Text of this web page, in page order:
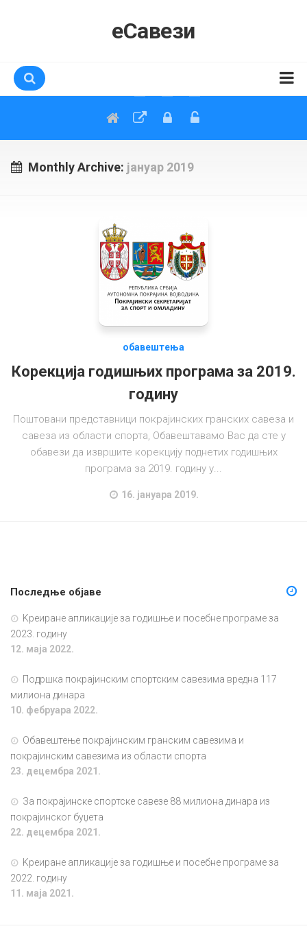
еСавези
Документи
Ажурирање података
Такмичарски спортови
Области спорта
Школски спорт
Универзитетски спорт
Спорт за све
Спорт особа са инвалидитетом
Рекреација и фитнес
Годишњи и посебни програми
Огласна табла
У припреми
Контакт
Monthly Archive: јануар 2019
обавештења
Корекција годишњих програма за 2019.
годину
Поштовани представници покрајинских гранских савеза и
савеза из области спорта, Обавештавамо Вас да сте у
обавези да извршите корекцију поднетих годишњих
програма за 2019. годину у...
16. јануара 2019.
Последње објаве
Kреиране апликације за годишње и посебне програме за
2023. годину
12. маја 2022.
Подршка покрајинским спортским савезима вредна 117
милиона динара
10. фебруара 2022.
Обавештење покрајинским гранским савезима и
покрајинским савезима из области спорта
23. децембра 2021.
За покрајинске спортске савезе 88 милиона динара из
покрајинског буџета
22. децембра 2021.
Kреиране апликације за годишње и посебне програме за
2022. годину
11. маја 2021.